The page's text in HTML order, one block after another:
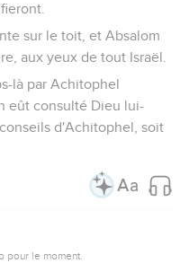
sur le toit, et Absalom
aux yeux de tout Israël.
là par Achitophel
eût consulté Dieu lui-
d'Achitophel, soit
pour le moment.